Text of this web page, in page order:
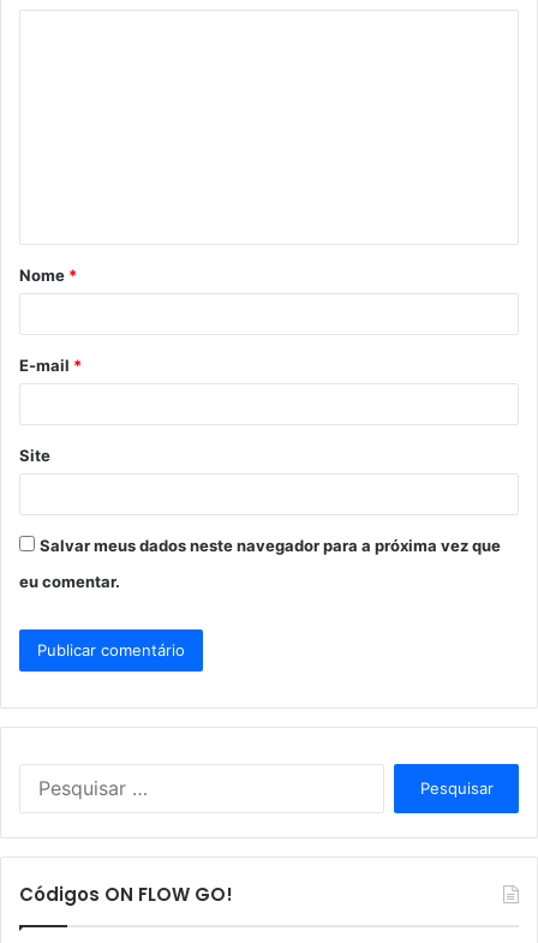
á
r
*
Nome *
E-mail *
Site
Salvar meus dados neste navegador para a próxima vez que
eu comentar.
s
Códigos ON FLOW GO!